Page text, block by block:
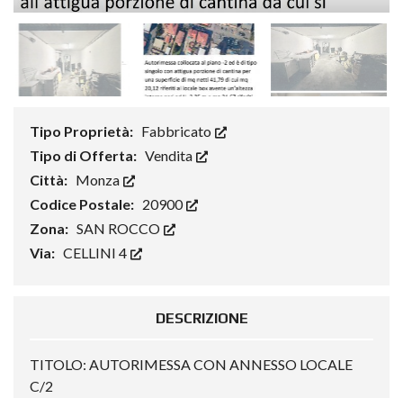
Tipo Proprietà: Fabbricato
Tipo di Offerta: Vendita
Città: Monza
Codice Postale: 20900
Zona: SAN ROCCO
Via: CELLINI 4
DESCRIZIONE
TITOLO: AUTORIMESSA CON ANNESSO LOCALE
C/2